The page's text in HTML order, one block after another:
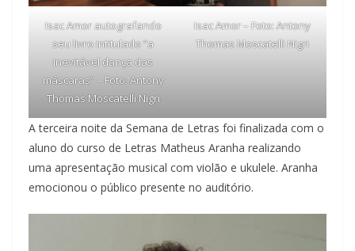
Isac Amor autografando
seu livro intitulado “a
inevitável dança das
máscaras” – Foto: Antony
Thomas Moscatelli Nigri
Isac Amor – Foto: Antony
Thomas Moscatelli Nigri
A terceira noite da Semana de Letras foi finalizada com o
aluno do curso de Letras Matheus Aranha realizando
uma apresentação musical com violão e ukulele. Aranha
emocionou o público presente no auditório.